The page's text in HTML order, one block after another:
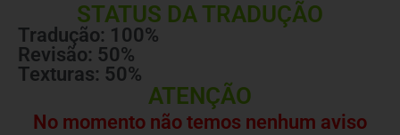
STATUS DA TRADUÇÃO
Tradução: 100%
Revisão: 50%
Texturas: 50%
ATENÇÃO
No momento não temos nenhum aviso